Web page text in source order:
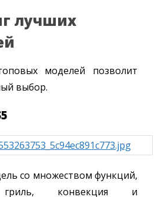
лучших
моделей позволит
выбор.
со множеством функций,
конвекция и